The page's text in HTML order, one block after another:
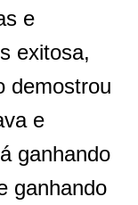
e
exitosa,
demostrou
e
ganhando
ganhando